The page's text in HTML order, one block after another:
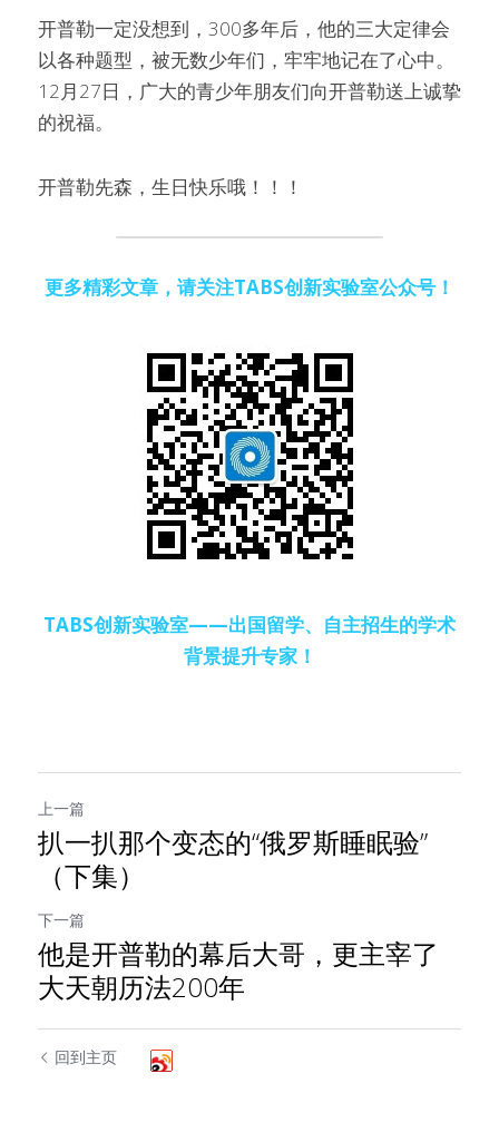
开普勒一定没想到，300多年后，他的三大定律会
以各种题型，被无数少年们，牢牢地记在了心中。
12月27日，广大的青少年朋友们向开普勒送上诚挚
的祝福。
开普勒先森，生日快乐哦！！！
更多精彩文章，请关注TABS创新实验室公众号！
TABS创新实验室——出国留学、自主招生的学术
背景提升专家！
上一篇
扒一扒那个变态的“俄罗斯睡眠验”
（下集）
下一篇
他是开普勒的幕后大哥，更主宰了
大天朝历法200年
回到主页